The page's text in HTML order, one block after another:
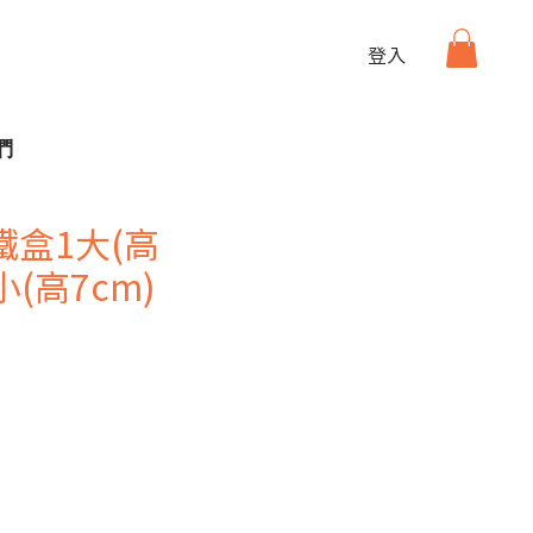
登入
盒1大(高
(高7cm)